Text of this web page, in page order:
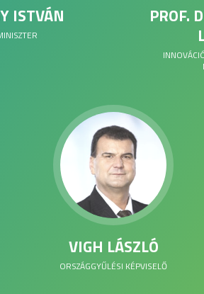
ISTVÁN
PROF.
VIGH LÁSZLÓ
ORSZÁGGYŰLÉSI KÉPVISELŐ